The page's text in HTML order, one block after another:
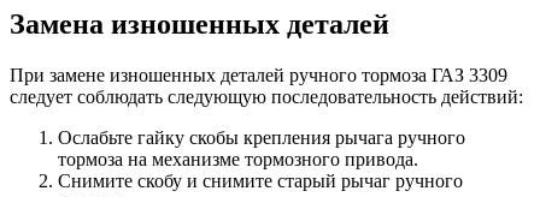
Замена изношенных деталей
При замене изношенных деталей ручного тормоза ГАЗ 3309
следует соблюдать следующую последовательность действий:
Ослабьте гайку скобы крепления рычага ручного
тормоза на механизме тормозного привода.
Снимите скобу и снимите старый рычаг ручного